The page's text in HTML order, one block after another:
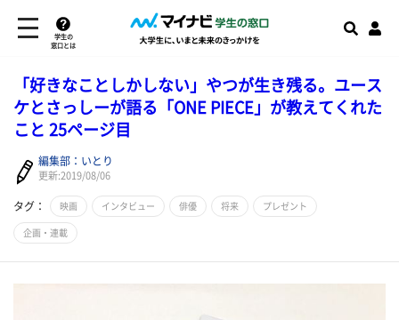
学生の
窓口とは
「好きなことしかしない」やつが生き残る。ユース
ケとさっしーが語る「ONE PIECE」が教えてくれた
こと 25ページ目
編集部：いとり
更新:2019/08/06
タグ： 映画 インタビュー 俳優 将来 プレゼント
企画・連載